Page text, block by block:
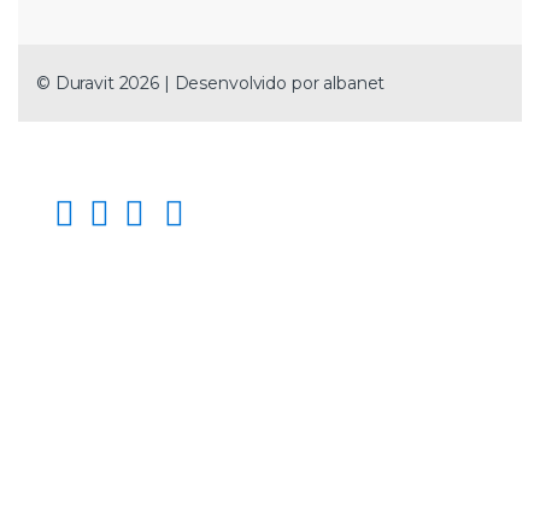
© Duravit 2026 | Desenvolvido por albanet